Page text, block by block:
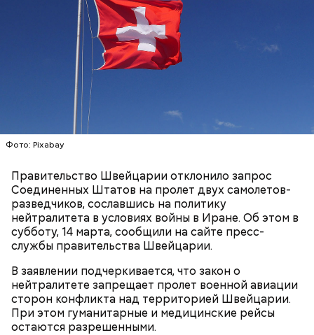
Фото: Pixabay
Правительство Швейцарии отклонило запрос
Соединенных Штатов на пролет двух самолетов-
разведчиков, сославшись на политику
нейтралитета в условиях войны в Иране. Об этом в
субботу, 14 марта, сообщили на сайте пресс-
службы правительства Швейцарии.
В заявлении подчеркивается, что закон о
нейтралитете запрещает пролет военной авиации
сторон конфликта над территорией Швейцарии.
При этом гуманитарные и медицинские рейсы
остаются разрешенными.
Главная особенность острова Сокотра —
драконовые деревья, которые растут только здесь.
Внешне они напоминают большие грибы, а
драконовыми их называют из-за красного цвета
смолы, которую местные жители сравнивают с
кровью дракона. Они же используют ее в
медицинских целях и красят ей ткань и волосы.
К тому же здесь водятся редкие виды животных и
других растений, которых в мире больше нигде не
встретить. На Сокотре также есть горы,
известняковое плато и прибрежные равнины,
которые дополняют «внеземную» атмосферу.
Сергей Брин
Фото: World Economic Forum / CC BY-NC-SA 2.0